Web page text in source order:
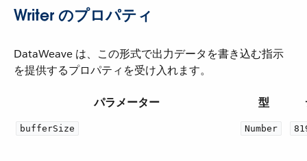
Writer のプロパティ
DataWeave は、この形式で出力データを書き込む指示
を提供するプロパティを受け入れます。
パラメーター 型
bufferSize Number